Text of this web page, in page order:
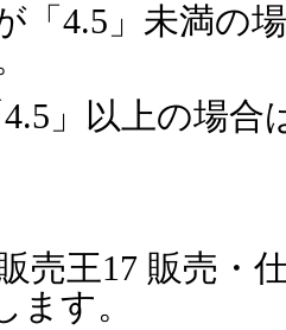
「 4.5 」未満の
4.5 」以上の場
売王17 販売・
ます。